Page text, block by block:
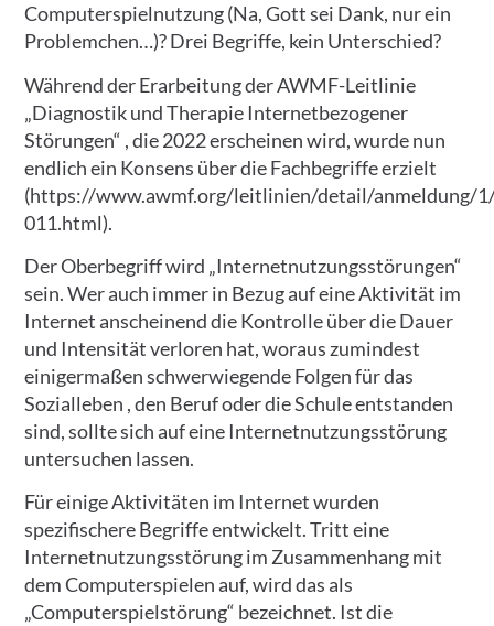
Computerspielnutzung (Na, Gott sei Dank, nur ein
Problemchen…)? Drei Begriffe, kein Unterschied?
Während der Erarbeitung der AWMF-Leitlinie
„Diagnostik und Therapie Internetbezogener
Störungen“ , die 2022 erscheinen wird, wurde nun
endlich ein Konsens über die Fachbegriffe erzielt
(https://www.awmf.org/leitlinien/detail/anmeldung/
011.html).
Der Oberbegriff wird „Internetnutzungsstörungen“
sein. Wer auch immer in Bezug auf eine Aktivität im
Internet anscheinend die Kontrolle über die Dauer
und Intensität verloren hat, woraus zumindest
einigermaßen schwerwiegende Folgen für das
Sozialleben , den Beruf oder die Schule entstanden
sind, sollte sich auf eine Internetnutzungsstörung
untersuchen lassen.
Für einige Aktivitäten im Internet wurden
spezifischere Begriffe entwickelt. Tritt eine
Internetnutzungsstörung im Zusammenhang mit
dem Computerspielen auf, wird das als
„Computerspielstörung“ bezeichnet. Ist die